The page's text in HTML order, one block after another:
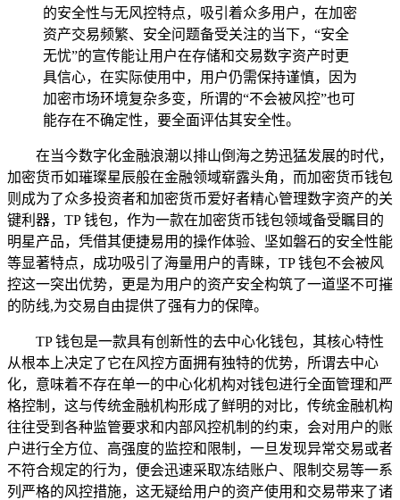
的安全性与无风控特点，吸引着众多用户，在加密
资产交易频繁、安全问题备受关注的当下，“安全
无忧”的宣传能让用户在存储和交易数字资产时更
具信心，在实际使用中，用户仍需保持谨慎，因为
加密市场环境复杂多变，所谓的“不会被风控”也可
能存在不确定性，要全面评估其安全性。
在当今数字化金融浪潮以排山倒海之势迅猛发展的时代，
加密货币如璀璨星辰般在金融领域崭露头角，而加密货币钱包
则成为了众多投资者和加密货币爱好者精心管理数字资产的关
键利器，TP 钱包，作为一款在加密货币钱包领域备受瞩目的
明星产品，凭借其便捷易用的操作体验、坚如磐石的安全性能
等显著特点，成功吸引了海量用户的青睐，TP 钱包不会被风
控这一突出优势，更是为用户的资产安全构筑了一道坚不可摧
的防线,为交易自由提供了强有力的保障。
TP 钱包是一款具有创新性的去中心化钱包，其核心特性
从根本上决定了它在风控方面拥有独特的优势，所谓去中心
化，意味着不存在单一的中心化机构对钱包进行全面管理和严
格控制，这与传统金融机构形成了鲜明的对比，传统金融机构
往往受到各种监管要求和内部风控机制的约束，会对用户的账
户进行全方位、高强度的监控和限制，一旦发现异常交易或者
不符合规定的行为，便会迅速采取冻结账户、限制交易等一系
列严格的风控措施，这无疑给用户的资产使用和交易带来了诸